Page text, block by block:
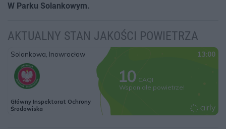
W Parku Solankowym.
AKTUALNY STAN JAKOŚCI POWIETRZA